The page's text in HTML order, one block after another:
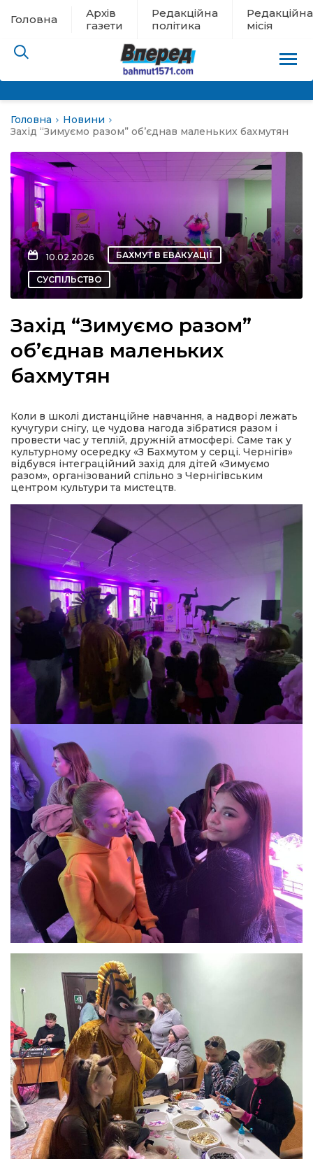
Головна
Архів
газети
Редакційна
політика
Редакційна
місія
евакуації
новини
політика
Головна
Новини
Захід “Зимуємо разом” об’єднав маленьких бахмутян
10.02.2026 БАХМУТ В ЕВАКУАЦІЇ
СУСПІЛЬСТВО
Захід “Зимуємо разом”
об’єднав маленьких
бахмутян
Коли в школі дистанційне навчання, а надворі лежать
кучугури снігу, це чудова нагода зібратися разом і
провести час у теплій, дружній атмосфері. Саме так у
культурному осередку «З Бахмутом у серці. Чернігів»
відбувся інтеграційний захід для дітей «Зимуємо
разом», організований спільно з Чернігівським
центром культури та мистецтв.